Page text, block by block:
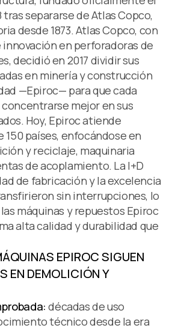
tras separarse de Atlas Copco,
desde 1873. Atlas Copco, con
innovación en perforadoras de
decidió en 2017 dividir sus
en minería y construcción
—Epiroc— para que cada
mejor en sus
Hoy, Epiroc atiende
150 países, enfocándose en
y reciclaje, maquinaria
de acoplamiento. La I+D
de fabricación y la excelencia
sin interrupciones, lo
máquinas y repuestos Epiroc
alta calidad y durabilidad que
EPIROC SIGUEN
EN DEMOLICIÓN Y
décadas de uso
técnico desde la era